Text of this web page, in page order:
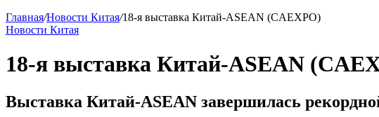
Главная/Новости Китая/18-я выставка Китай-ASEAN (CAEXPO)
Новости Китая
18-я выставка Китай-ASEAN
Выставка Китай-ASEAN завершилась